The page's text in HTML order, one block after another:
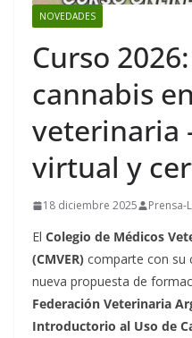
NOVEDADES
Curso
cannabis
veterinaria
virtual y
18 diciembre 2025 Prensa-L
El Colegio de Médicos
(CMVER) comparte con su
nueva propuesta de
Federación Veterinaria
Introductorio al Uso de